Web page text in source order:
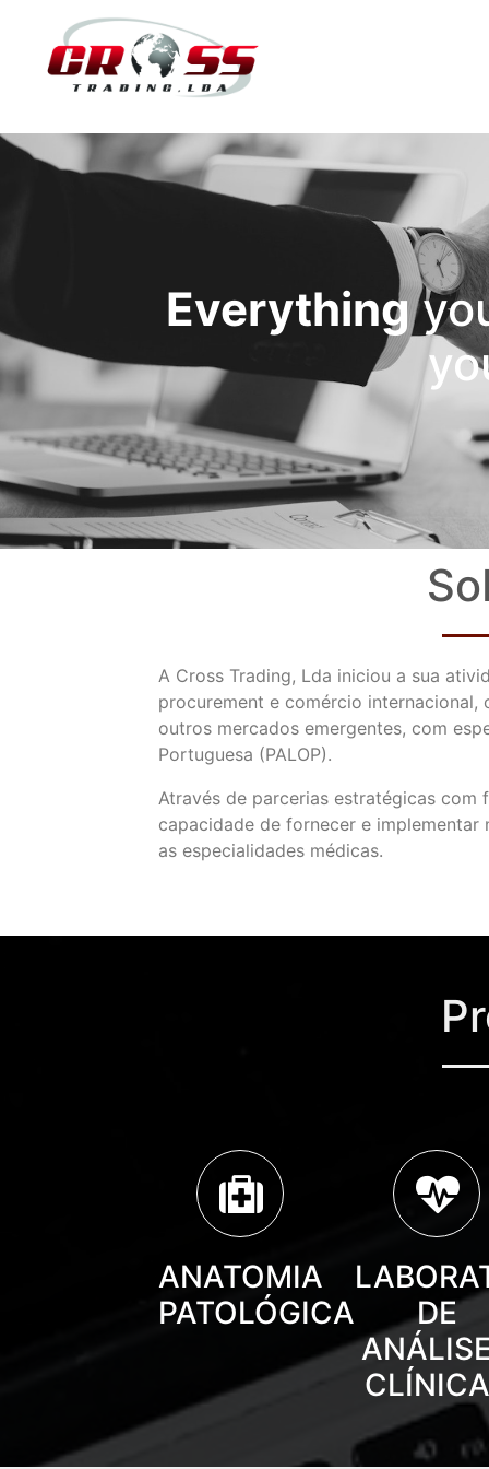
Everything
A Cross Trading, Lda iniciou a sua
procurement e comércio
outros mercados emergentes, com
Portuguesa (PALOP).
Através de parcerias estratégicas com
capacidade de fornecer e
as especialidades médicas.
ANATOMIA
PATOLÓGICA
DE